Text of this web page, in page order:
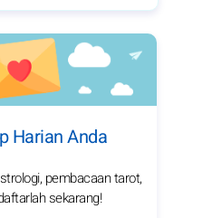
Harian Anda
pembacaan tarot,
sekarang!